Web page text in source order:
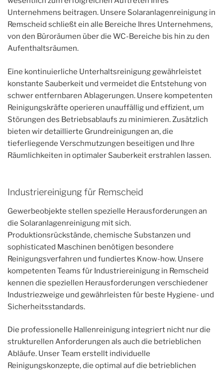
Unternehmens beitragen. Unsere Solaranlagenreinigung in
Remscheid schließt ein alle Bereiche Ihres Unternehmens,
von den Büroräumen über die WC-Bereiche bis hin zu den
Aufenthaltsräumen.
Eine kontinuierliche Unterhaltsreinigung gewährleistet
konstante Sauberkeit und vermeidet die Entstehung von
schwer entfernbaren Ablagerungen. Unsere kompetenten
Reinigungskräfte operieren unauffällig und effizient, um
Störungen des Betriebsablaufs zu minimieren. Zusätzlich
bieten wir detaillierte Grundreinigungen an, die
tieferliegende Verschmutzungen beseitigen und Ihre
Räumlichkeiten in optimaler Sauberkeit erstrahlen lassen.
Industriereinigung für Remscheid
Gewerbeobjekte stellen spezielle Herausforderungen an
die Solaranlagenreinigung mit sich.
Produktionsrückstände, chemische Substanzen und
sophisticated Maschinen benötigen besondere
Reinigungsverfahren und fundiertes Know-how. Unsere
kompetenten Teams für Industriereinigung in Remscheid
kennen die speziellen Herausforderungen verschiedener
Industriezweige und gewährleisten für beste Hygiene- und
Sicherheitsstandards.
Die professionelle Hallenreinigung integriert nicht nur die
strukturellen Anforderungen als auch die betrieblichen
Abläufe. Unser Team erstellt individuelle
Reinigungskonzepte, die optimal auf die betrieblichen